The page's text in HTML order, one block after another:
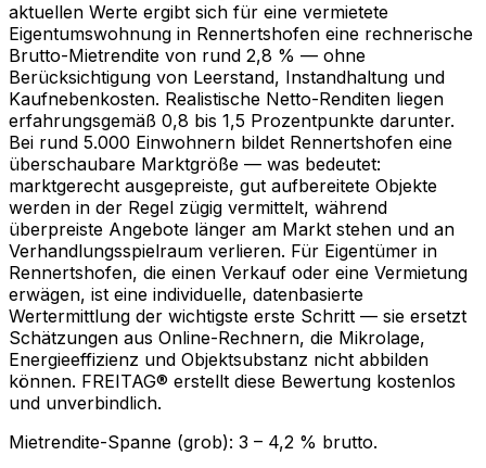
aktuellen Werte ergibt sich für eine vermietete
Eigentumswohnung in Rennertshofen eine rechnerische
Brutto-Mietrendite von rund 2,8 % — ohne
Berücksichtigung von Leerstand, Instandhaltung und
Kaufnebenkosten. Realistische Netto-Renditen liegen
erfahrungsgemäß 0,8 bis 1,5 Prozentpunkte darunter.
Bei rund 5.000 Einwohnern bildet Rennertshofen eine
überschaubare Marktgröße — was bedeutet:
marktgerecht ausgepreiste, gut aufbereitete Objekte
werden in der Regel zügig vermittelt, während
überpreiste Angebote länger am Markt stehen und an
Verhandlungsspielraum verlieren. Für Eigentümer in
Rennertshofen, die einen Verkauf oder eine Vermietung
erwägen, ist eine individuelle, datenbasierte
Wertermittlung der wichtigste erste Schritt — sie ersetzt
Schätzungen aus Online-Rechnern, die Mikrolage,
Energieeffizienz und Objektsubstanz nicht abbilden
können. FREITAG® erstellt diese Bewertung kostenlos
und unverbindlich.
Mietrendite-Spanne (grob): 3 – 4,2 % brutto.